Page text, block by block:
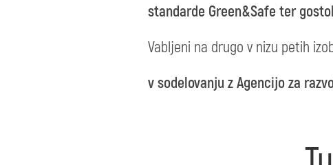
standarde Green&Safe ter
Vabljeni na drugo v nizu petih
v sodelovanju z Agencijo za